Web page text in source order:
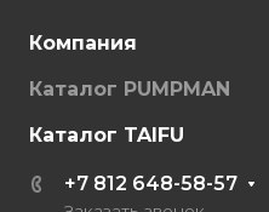
Компания
Каталог PUMPMAN
Каталог TAIFU
+7 812 648-58-57